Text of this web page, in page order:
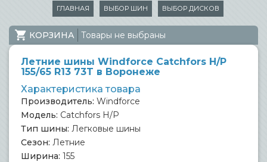
ГЛАВНАЯ ВЫБОР ШИН ВЫБОР ДИСКОВ
КОРЗИНА Товары не выбраны
Летние шины Windforce Catchfors H/P
155/65 R13 73T в Воронеже
Характеристика товара
Производитель: Windforce
Модель: Catchfors H/P
Тип шины: Легковые шины
Сезон: Летние
Ширина: 155